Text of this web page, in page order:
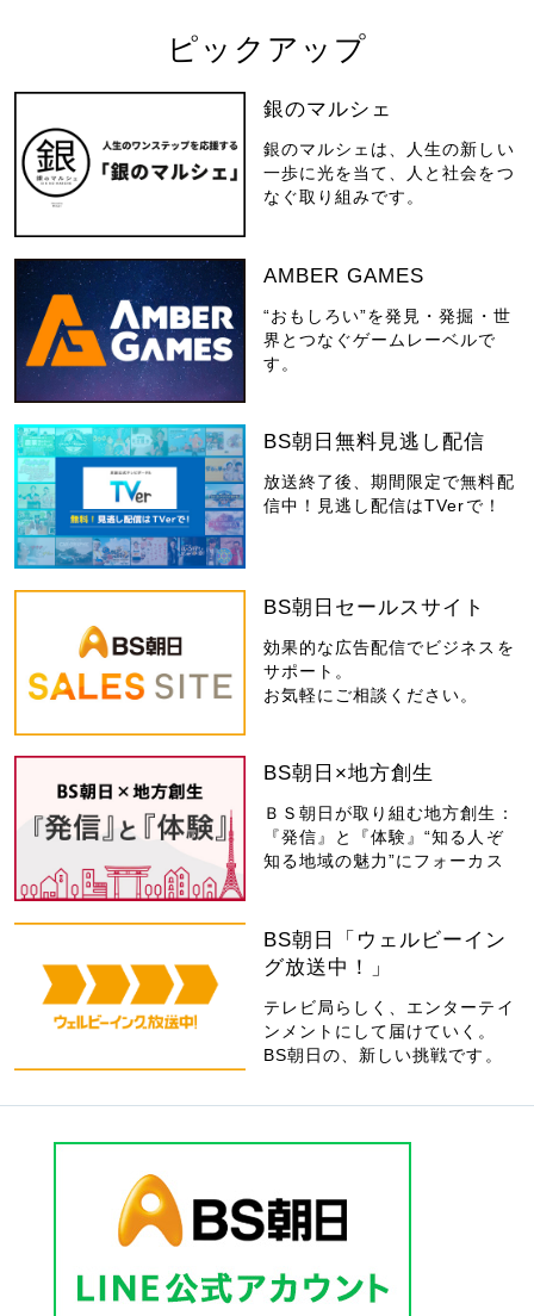
ピックアップ
銀のマルシェ
銀のマルシェは、人生の新しい
一歩に光を当て、人と社会をつ
なぐ取り組みです。
AMBER GAMES
“おもしろい”を発見・発掘・世
界とつなぐゲームレーベルで
す。
BS朝日無料見逃し配信
放送終了後、期間限定で無料配
信中！見逃し配信はTVerで！
BS朝日セールスサイト
効果的な広告配信でビジネスを
サポート。
お気軽にご相談ください。
BS朝日×地方創生
ＢＳ朝日が取り組む地方創生：
『発信』と『体験』“知る人ぞ
知る地域の魅力”にフォーカス
BS朝日「ウェルビーイン
グ放送中！」
テレビ局らしく、エンターテイ
ンメントにして届けていく。
BS朝日の、新しい挑戦です。